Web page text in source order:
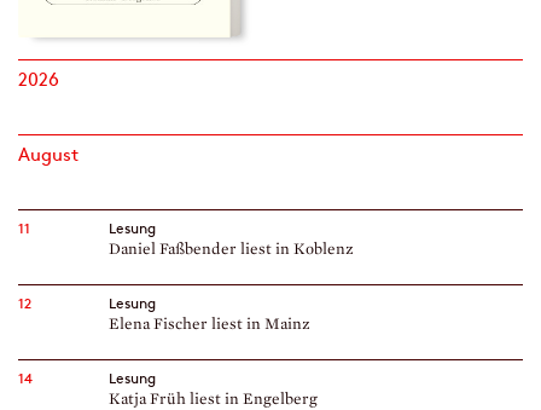
2026
August
11
Lesung
Daniel Faßbender liest in Koblenz
12
Lesung
Elena Fischer liest in Mainz
14
Lesung
Katja Früh liest in Engelberg